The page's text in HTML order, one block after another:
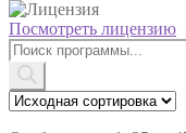
Посмотреть лицензию
Поиск
товаров